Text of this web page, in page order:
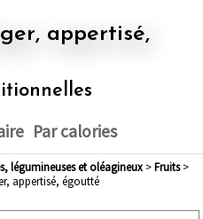
Par calories
légumineuses et oléagineux> fruits>
appertisé, égoutté